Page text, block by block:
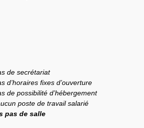
de secrétariat
d’horaires fixes d’ouverture
de possibilité d’hébergement
poste de travail salarié
pas de salle